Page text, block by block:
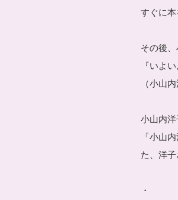
すぐに本
その後、
『いよ
（小山
小山内
「小山
た、洋
・